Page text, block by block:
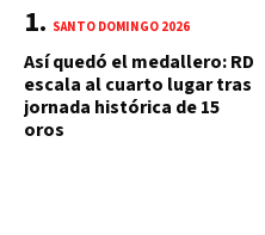
SANTO DOMINGO 2026
Así quedó el medallero: RD
escala al cuarto lugar tras
jornada histórica de 15
oros